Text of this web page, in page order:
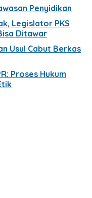
Penyidikan
Legislator PKS
Ditawar
Usul Cabut Berkas
Proses Hukum